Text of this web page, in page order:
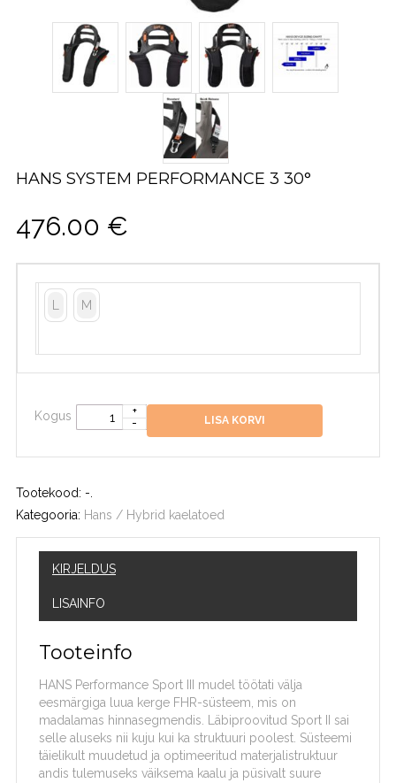
HANS SYSTEM PERFORMANCE 3 30°
476.00 €
M
Kogus LISA KORVI
Tootekood: -
Kategooria: Hans / Hybrid kaelatoed
KIRJELDUS
LISAINFO
Tooteinfo
HANS Performance Sport III mudel töötati välja
eesmärgiga luua kerge FHR-süsteem, mis on
madalamas hinnasegmendis. Läbiproovitud Sport II sai
selle aluseks nii kuju kui ka struktuuri poolest. Süsteemi
täielikult muudetud ja optimeeritud materjalistruktuur
andis tulemuseks väiksema kaalu ja püsivalt suure